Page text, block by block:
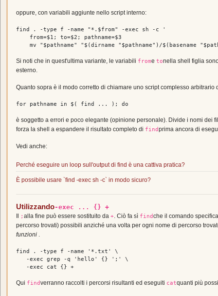
oppure, con variabili aggiunte nello script interno:
find . -type f -name "*. $from" -exec sh -c
'
    from=$1; to=$2; pathname=$3
mv "$pathname" "$(dirname "$pathname")/$(basename
Si noti che in quest'ultima variante, le variabili frome tonella shell figlia
esterno.
Quanto sopra è il modo corretto di chiamare uno script complesso arbitrario
for pathname in $( find ... ); do
è soggetto a errori e poco elegante (opinione personale). Divide i nomi dei
forza la shell a espandere il risultato completo di findprima ancora di
Vedi anche:
Perché eseguire un loop sull'output di find è una cattiva pratica?
È possibile usare `find -exec sh -c` in modo sicuro?
Utilizzando-exec ... {} +
; alla fine può essere sostituito da +. Ciò fa sì findche il comando
percorso trovati) possibili anziché una volta per ogni nome di percorso
funzioni .
find . -type f -name '*.txt'
\
   -
exec grep -q 'hello' {} ';'
\
   -
exec cat
Qui findverranno raccolti i percorsi risultanti ed eseguiti catquanti più